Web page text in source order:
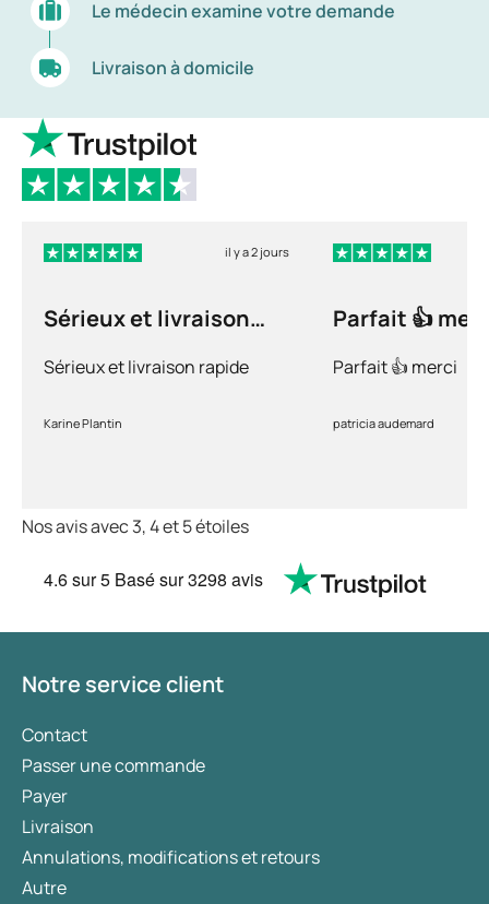
Le médecin examine votre demande
Livraison à domicile
il y a 2 jours
Sérieux et livraison
Sérieux et livraison rapide
Karine Plantin
Parfait 👍
Parfait 👍 merci
patricia audemard
Nos avis avec 3, 4 et 5 étoiles
4.6sur 5 Basé sur3298 avis
Notre service client
Contact
Passer une commande
Payer
Livraison
Annulations, modifications et retours
Autre